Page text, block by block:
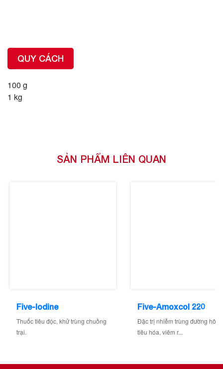
QUY CÁCH
100 g
1 kg
SẢN PHẨM LIÊN QUAN
Five-Iodine
Thuốc tiêu độc, khử trùng chuồng
trại.
Five-Amoxcol 220
Đặc trị nhiễm trùng đường hô
tiêu hóa, viêm r...